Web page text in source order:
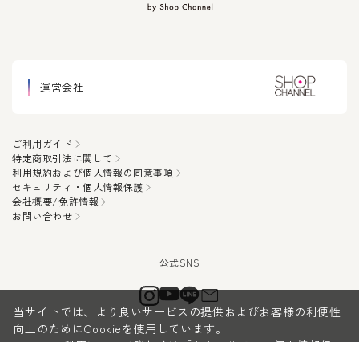
運営会社
ご利用ガイド
特定商取引法に関して
利用規約および個人情報の同意事項
セキュリティ・個人情報保護
会社概要/免許情報
お問い合わせ
当サイトでは、より良いサービスの提供およびお客様の利便性
向上のためにCookieを使用しています。